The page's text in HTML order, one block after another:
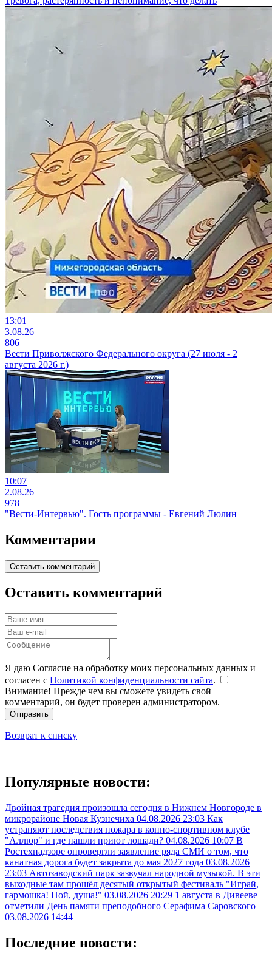
13:01
3.08.26
806
Вести Приволжского Федерального округа (27 июля - 2
августа 2026 г.)
10:07
2.08.26
978
"Вести-Интервью". Гость программы - Евгений Люлин
Комментарии
Оставить комментарий
Оставить комментарий
Я даю Согласие на обработку моих персональных данных и
согласен с Политикой конфиденциальности сайта.
Внимание! Прежде чем вы сможете увидеть свой
комментарий, он будет проверен администратором.
Отправить
Возврат к списку
Популярные новости:
Двойная трагедия произошла сегодня в Нижнем Новгороде в
микрорайоне Новая Кузнечиха 04.08.2026 23:03 Как
устраняют последствия пожара в конно-спортивном клубе
"Аллюр" и где нашли приют лошади? 04.08.2026 10:07 В
Ростехнадзоре опровергли заявление ряда СМИ о том, что
канатная дорога будет закрыта до мая 2027 года 03.08.2026
23:03 Автозаводский парк зазвучал народной музыкой. В эти
выходные там прошёл десятый открытый фестиваль "Играй,
гармошка! Пой, душа!" 03.08.2026 20:29 1 августа в Дивееве
отметили День памяти преподобного Серафима Саровского
03.08.2026 14:44
Последние новости: